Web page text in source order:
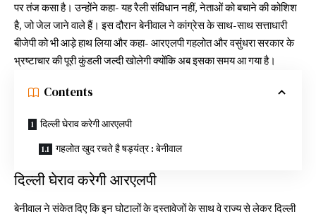
पर तंज कसा है। उन्होंने कहा- यह रैली संविधान नहीं, नेताओं को बचाने की कोशिश
है, जो जेल जाने वाले हैं। इस दौरान बेनीवाल ने कांग्रेस के साथ-साथ सत्ताधारी
बीजेपी को भी आड़े हाथ लिया और कहा- आरएलपी गहलोत और वसुंधरा सरकार के
भ्रष्टाचार की पूरी कुंडली जल्दी खोलेगी क्योंकि अब इसका समय आ गया है।
Contents
दिल्ली घेराव करेगी आरएलपी
गहलोत खुद रचते है षड्यंत्र : बेनीवाल
दिल्ली घेराव करेगी आरएलपी
बेनीवाल ने संकेत दिए कि इन घोटालों के दस्तावेजों के साथ वे राज्य से लेकर दिल्ली